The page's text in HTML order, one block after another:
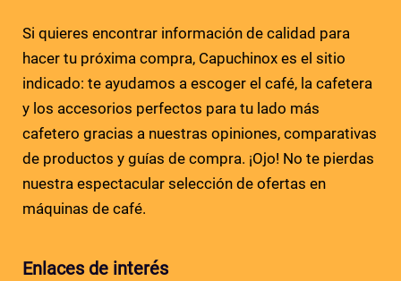
Si quieres encontrar información de calidad para
hacer tu próxima compra, Capuchinox es el sitio
indicado: te ayudamos a escoger el café, la cafetera
y los accesorios perfectos para tu lado más
cafetero gracias a nuestras opiniones, comparativas
de productos y guías de compra. ¡Ojo! No te pierdas
nuestra espectacular selección de ofertas en
máquinas de café.
Enlaces de interés